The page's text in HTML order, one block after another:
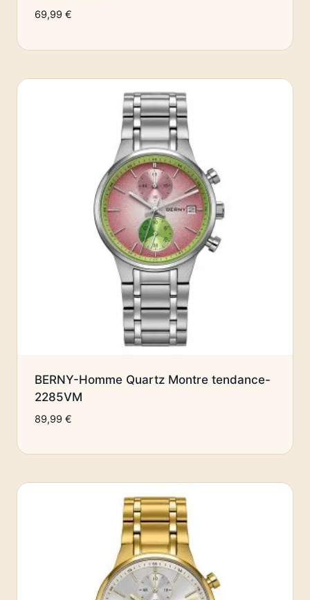
69,99 €
BERNY-Homme Quartz Montre tendance-
2285VM
89,99 €